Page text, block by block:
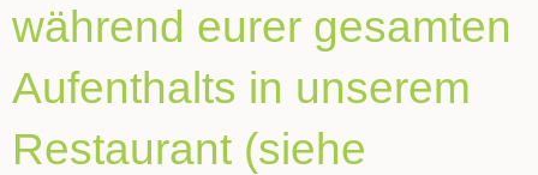
während eurer gesamten
Aufenthalts in unserem
Restaurant (siehe